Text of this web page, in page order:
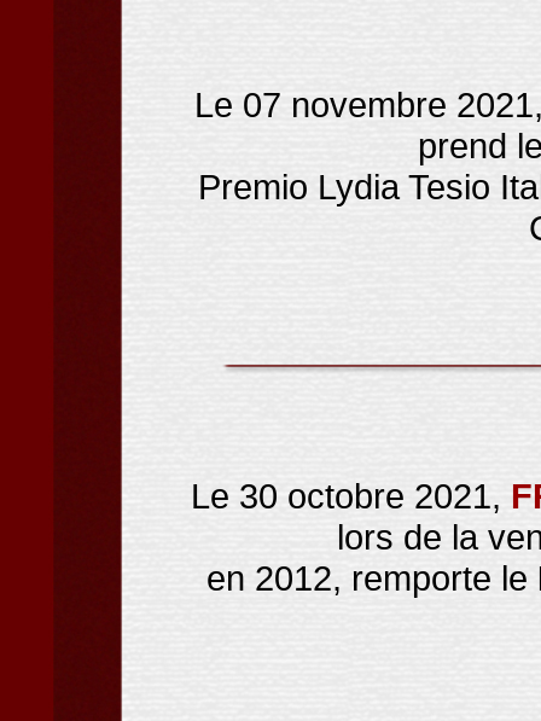
Le 07 novembre
prend
Premio Lydia Tesio
Le 30 octobre 2021,
lors de la
en 2012, remporte le